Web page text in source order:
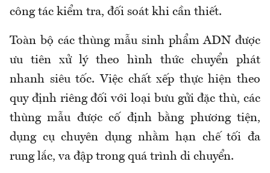
công tác kiểm tra, đối soát khi cần thiết.
Toàn bộ các thùng mẫu sinh phẩm ADN được
ưu tiên xử lý theo hình thức chuyển phát
nhanh siêu tốc. Việc chất xếp thực hiện theo
quy định riêng đối với loại bưu gửi đặc thù, các
thùng mẫu được cố định bằng phương tiện,
dụng cụ chuyên dụng nhằm hạn chế tối đa
rung lắc, va đập trong quá trình di chuyển.